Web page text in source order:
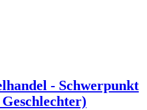
- Schwerpunkt